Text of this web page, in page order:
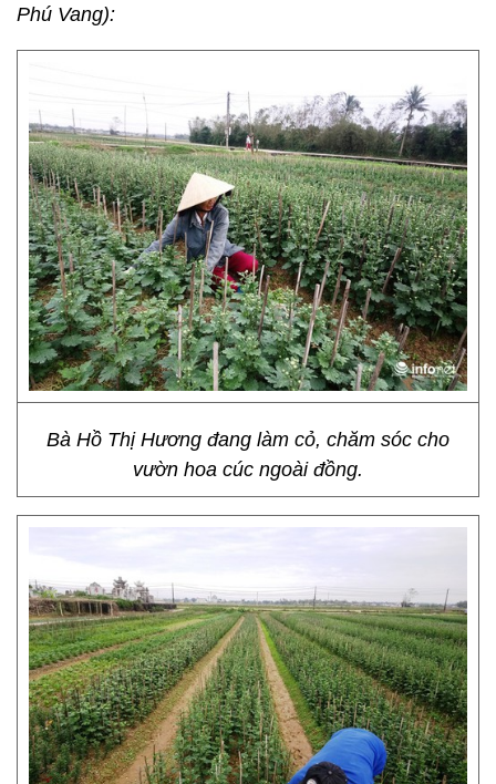
Phú Vang):
Bà Hồ Thị Hương đang làm cỏ, chăm sóc cho
vườn hoa cúc ngoài đồng.